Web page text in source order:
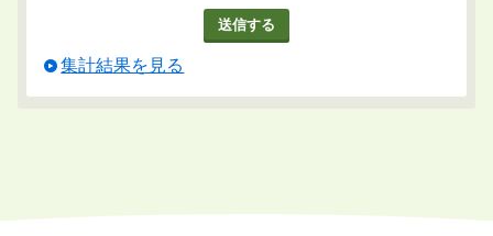
集計結果を見る